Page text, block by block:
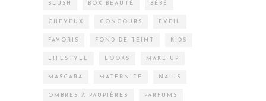
BLUSH BOX BEAUTÉ BÉBÉ
CHEVEUX CONCOURS EVEIL
FAVORIS FOND DE TEINT KIDS
LIFESTYLE LOOKS MAKE-UP
MASCARA MATERNITÉ NAILS
OMBRES À PAUPIÈRES PARFUMS